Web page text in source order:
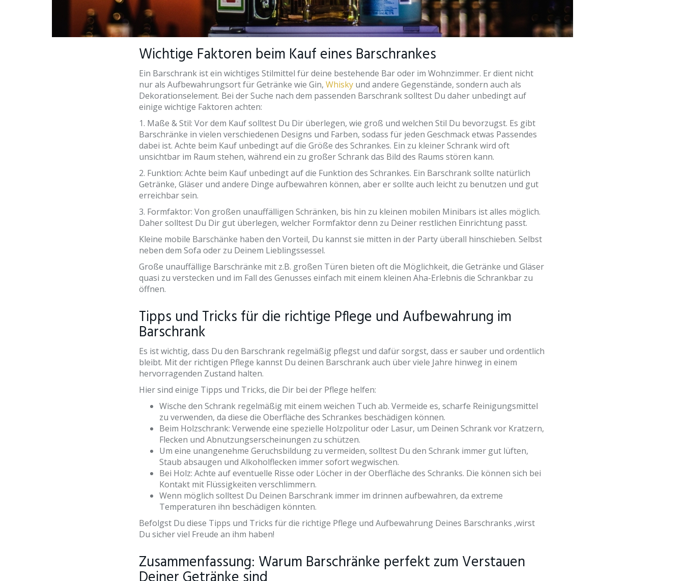
Wichtige Faktoren beim Kauf eines Barschrankes
Ein Barschrank ist ein wichtiges Stilmittel für deine bestehende Bar oder im Wohnzimmer. Er dient nicht
nur als Aufbewahrungsort für Getränke wie Gin, Whisky und andere Gegenstände, sondern auch als
Dekorationselement. Bei der Suche nach dem passenden Barschrank solltest Du daher unbedingt auf
einige wichtige Faktoren achten:
1. Maße & Stil: Vor dem Kauf solltest Du Dir überlegen, wie groß und welchen Stil Du bevorzugst. Es gibt
Barschränke in vielen verschiedenen Designs und Farben, sodass für jeden Geschmack etwas Passendes
dabei ist. Achte beim Kauf unbedingt auf die Größe des Schrankes. Ein zu kleiner Schrank wird oft
unsichtbar im Raum stehen, während ein zu großer Schrank das Bild des Raums stören kann.
2. Funktion: Achte beim Kauf unbedingt auf die Funktion des Schrankes. Ein Barschrank sollte natürlich
Getränke, Gläser und andere Dinge aufbewahren können, aber er sollte auch leicht zu benutzen und gut
erreichbar sein.
3. Formfaktor: Von großen unauffälligen Schränken, bis hin zu kleinen mobilen Minibars ist alles möglich.
Daher solltest Du Dir gut überlegen, welcher Formfaktor denn zu Deiner restlichen Einrichtung passt.
Kleine mobile Barschänke haben den Vorteil, Du kannst sie mitten in der Party überall hinschieben. Selbst
neben dem Sofa oder zu Deinem Lieblingssessel.
Große unauffällige Barschränke mit z.B. großen Türen bieten oft die Möglichkeit, die Getränke und Gläser
quasi zu verstecken und im Fall des Genusses einfach mit einem kleinen Aha-Erlebnis die Schrankbar zu
öffnen.
Tipps und Tricks für die richtige Pflege und Aufbewahrung im
Barschrank
Es ist wichtig, dass Du den Barschrank regelmäßig pflegst und dafür sorgst, dass er sauber und ordentlich
bleibt. Mit der richtigen Pflege kannst Du deinen Barschrank auch über viele Jahre hinweg in einem
hervorragenden Zustand halten.
Hier sind einige Tipps und Tricks, die Dir bei der Pflege helfen:
Wische den Schrank regelmäßig mit einem weichen Tuch ab. Vermeide es, scharfe Reinigungsmittel
zu verwenden, da diese die Oberfläche des Schrankes beschädigen können.
Beim Holzschrank: Verwende eine spezielle Holzpolitur oder Lasur, um Deinen Schrank vor Kratzern,
Flecken und Abnutzungserscheinungen zu schützen.
Um eine unangenehme Geruchsbildung zu vermeiden, solltest Du den Schrank immer gut lüften,
Staub absaugen und Alkoholflecken immer sofort wegwischen.
Bei Holz: Achte auf eventuelle Risse oder Löcher in der Oberfläche des Schranks. Die können sich bei
Kontakt mit Flüssigkeiten verschlimmern.
Wenn möglich solltest Du Deinen Barschrank immer im drinnen aufbewahren, da extreme
Temperaturen ihn beschädigen könnten.
Befolgst Du diese Tipps und Tricks für die richtige Pflege und Aufbewahrung Deines Barschranks ,wirst
Du sicher viel Freude an ihm haben!
Zusammenfassung: Warum Barschränke perfekt zum Verstauen